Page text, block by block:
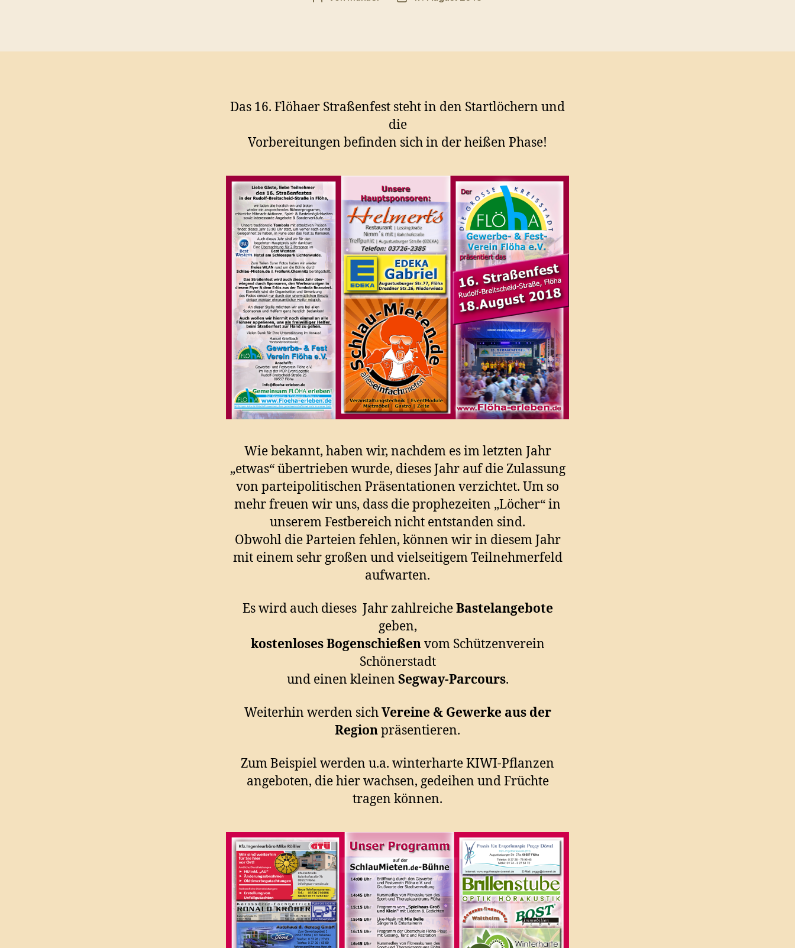
Das 16. Flöhaer Straßenfest steht in den Startlöchern und
die
Vorbereitungen befinden sich in der heißen Phase!
Wie bekannt, haben wir, nachdem es im letzten Jahr
„etwas“ übertrieben wurde, dieses Jahr auf die Zulassung
von parteipolitischen Präsentationen verzichtet. Um so
mehr freuen wir uns, dass die prophezeiten „Löcher“ in
unserem Festbereich nicht entstanden sind.
Obwohl die Parteien fehlen, können wir in diesem Jahr
mit einem sehr großen und vielseitigem Teilnehmerfeld
aufwarten.
Es wird auch dieses Jahr zahlreicheBastelangebote
geben,
kostenloses Bogenschießenvom Schützenverein
Schönerstadt
und einen kleinen Segway-Parcours.
Weiterhin werden sichVereine & Gewerke aus der
Regionpräsentieren.
Zum Beispiel werden u.a. winterharte KIWI-Pflanzen
angeboten, die hier wachsen, gedeihen und Früchte
tragen können.